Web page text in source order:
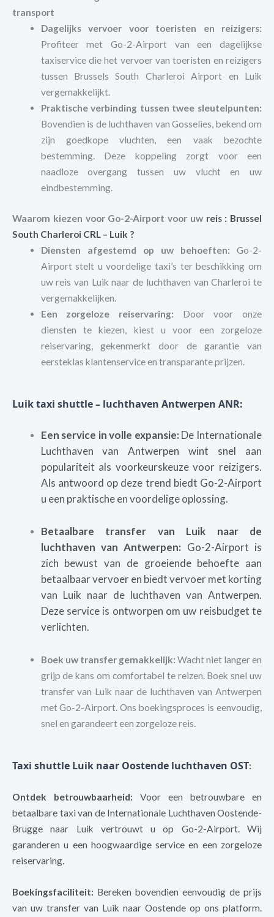
transport
Dagelijks vervoer voor toeristen en reizigers:
Profiteer met Go-2-Airport van een dagelijkse
taxiservice die het vervoer van toeristen en reizigers
tussen Brussels South Charleroi Airport en Luik
vergemakkelijkt.
Praktische verbinding tussen twee sleutelpunten:
Bovendien is de luchthaven van Gosselies, bekend om
zijn goedkope vluchten, een vaak bezochte
bestemming. Deze koppeling zorgt voor een
naadloze overgang tussen uw vlucht en uw
eindbestemming.
Waarom kiezen voor Go-2-Airport voor uw reis: Brussel
South Charleroi CRL – Luik ?
Diensten afgestemd op uw behoeften: Go-2-
Airport stelt u voordelige taxi’s ter beschikking om
uw reis van Luik naar de luchthaven van Charleroi te
vergemakkelijken.
Een zorgeloze reiservaring: Door voor onze
diensten te kiezen, kiest u voor een zorgeloze
reiservaring, gekenmerkt door de garantie van
eersteklas klantenservice en transparante prijzen.
Luik taxi shuttle – luchthaven Antwerpen ANR:
Een service in volle expansie: De Internationale
Luchthaven van Antwerpen wint snel aan
populariteit als voorkeurskeuze voor reizigers.
Als antwoord op deze trend biedt Go-2-Airport
u een praktische en voordelige oplossing.
Betaalbare transfer van Luik naar de
luchthaven van Antwerpen: Go-2-Airport is
zich bewust van de groeiende behoefte aan
betaalbaar vervoer en biedt vervoer met korting
van Luik naar de luchthaven van Antwerpen.
Deze service is ontworpen om uw reisbudget te
verlichten.
Boek uw transfer gemakkelijk: Wacht niet langer en
grijp de kans om comfortabel te reizen. Boek snel uw
transfer van Luik naar de luchthaven van Antwerpen
met Go-2-Airport. Ons boekingsproces is eenvoudig,
snel en garandeert een zorgeloze reis.
Taxi shuttle Luik naar Oostende luchthaven OST:
Ontdek betrouwbaarheid: Voor een betrouwbare en
betaalbare taxi van de Internationale Luchthaven Oostende-
Brugge naar Luik vertrouwt u op Go-2-Airport. Wij
garanderen u een hoogwaardige service en een zorgeloze
reiservaring.
Boekingsfaciliteit: Bereken bovendien eenvoudig de prijs
van uw transfer van Luik naar Oostende op ons platform.